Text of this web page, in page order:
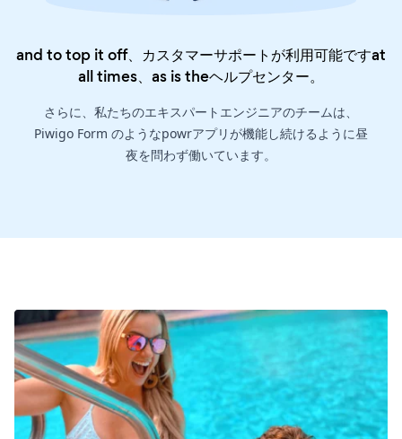
and to top it off、カスタマーサポートが利用可能ですat
all times、as is theヘルプセンター。
さらに、私たちのエキスパートエンジニアのチームは、
Piwigo Form のようなpowrアプリが機能し続けるように昼
夜を問わず働いています。